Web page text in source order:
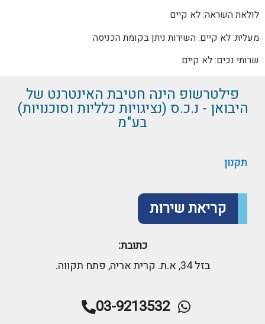
לולאת השראה: לא קיים
מעלית: לא קיים. השירות ניתן בקומת הכניסה
שרותי נכים: לא קיים
פילטרשופ הינה חטיבת האינטרנט של
היבואן - נ.כ.ס (נציגויות כלליות וסוכנויות)
בע"מ
תקנון
קריאת שירות
כתובת:
בזל 34, א.ת. קרית אריה, פתח תקווה.
03-9213532